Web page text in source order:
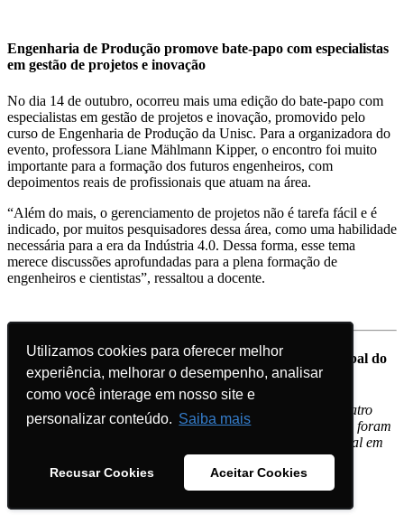
Utilizamos cookies para oferecer melhor
experiência, melhorar o desempenho, analisar
como você interage em nosso site e
personalizar conteúdo. Saiba mais
Recusar Cookies Aceitar Cookies
Utilizamos cookies para oferecer melhor
experiência, melhorar o desempenho, analisar
como você interage em nosso site e
personalizar conteúdo. Saiba mais
Recusar Cookies Aceitar Cookies
Engenharia de Produção promove bate-papo com especialistas
em gestão de projetos e inovação
No dia 14 de outubro, ocorreu mais uma edição do bate-papo com
especialistas em gestão de projetos e inovação, promovido pelo
curso de Engenharia de Produção da Unisc. Para a organizadora do
evento, professora Liane Mählmann Kipper, o encontro foi muito
importante para a formação dos futuros engenheiros, com
depoimentos reais de profissionais que atuam na área.
“Além do mais, o gerenciamento de projetos não é tarefa fácil e é
indicado, por muitos pesquisadores dessa área, como uma habilidade
necessária para a era da Indústria 4.0. Dessa forma, esse tema
merece discussões aprofundadas para a plena formação de
engenheiros e cientistas”, ressaltou a docente.
Estudantes da Unisc estão classificados para a final global do
Desafio da BAT
Após vencerem as duas etapas iniciais do desafio, os quatro
acadêmicos do curso de Engenharia de Produção da Unisc foram
os classificados na América Latina para concorrem na final em
outubro.